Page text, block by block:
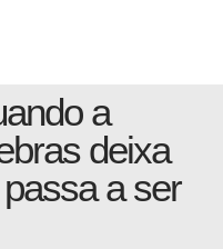
a
deixa
a ser